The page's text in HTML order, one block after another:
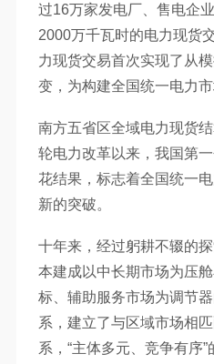
过16万家发电厂、售电企
2000万千瓦时的电力现货
力现货交易首次实现了从
变，为构建全国统一电力
南方五省区全域电力现货
轮电力改革以来，我国第
花结果，标志着全国统一
新的突破。
十年来，经过躬耕不辍的
本建成以中长期市场为压
标、辅助服务市场为调节
系，建立了与区域市场相
系，“主体多元、竞争有序